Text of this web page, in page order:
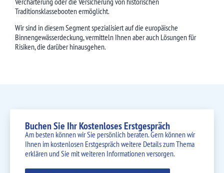
Traditionsklassebooten ermöglicht.
Wir sind in diesem Segment spezialisiert auf die europäische
Binnengewässerdeckung, vermitteln Ihnen aber auch Lösungen für
Risiken, die darüber hinausgehen.
Buchen Sie Ihr Kostenloses Erstgespräch
Am besten können wir Sie persönlich beraten. Gern können wir
Ihnen im kostenlosen Erstgespräch weitere Details zum Thema
erklären und Sie mit weiteren Informationen versorgen.